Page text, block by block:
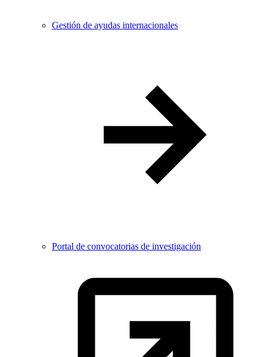
Gestión de ayudas internacionales
Portal de convocatorias de investigación